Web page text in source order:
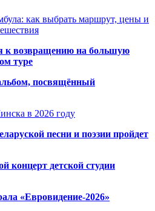
как выбрать маршрут, цены и
к возвращению на большую
туре
посвящённый
в 2026 году
песни и поэзии пройдет
концерт детской студии
«Евровидение-2026»